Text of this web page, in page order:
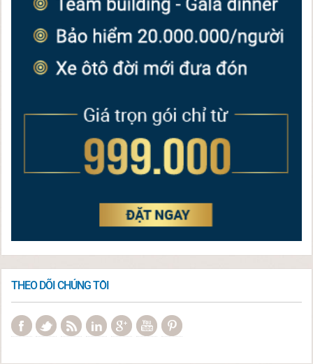
THEO DÕI CHÚNG TÔI